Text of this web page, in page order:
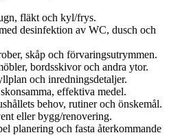
fläkt och kyl/frys.
desinfektion av WC, dusch och
skåp och förvaringsutrymmen.
bordsskivor och andra ytor.
och inredningsdetaljer.
effektiva medel.
behov, rutiner och önskemål.
eller bygg/renovering.
planering och fasta återkommande